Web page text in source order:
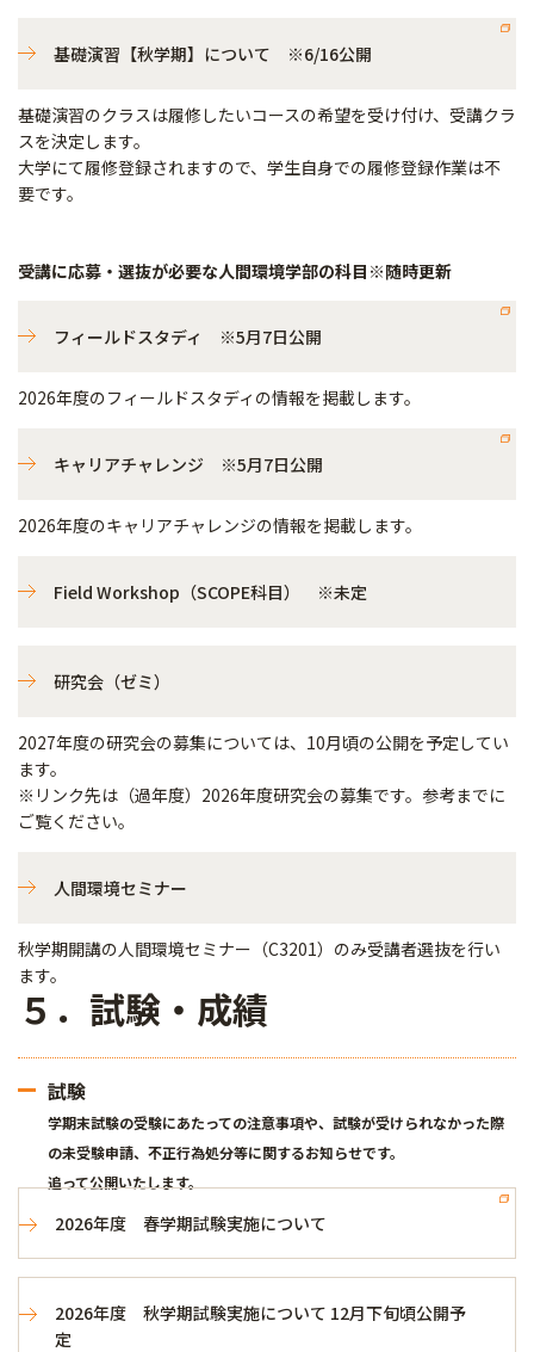
基礎演習【秋学期】について ※6/16公開
基礎演習のクラスは履修したいコースの希望を受け付け、受講クラ
スを決定します。
大学にて履修登録されますので、学生自身での履修登録作業は不
要です。
受講に応募・選抜が必要な人間環境学部の科目※随時更新
フィールドスタディ ※5月7日公開
2026年度のフィールドスタディの情報を掲載します。
キャリアチャレンジ ※5月7日公開
2026年度のキャリアチャレンジの情報を掲載します。
Field Workshop（SCOPE科目） ※未定
研究会（ゼミ）
2027年度の研究会の募集については、10月頃の公開を予定してい
ます。
※リンク先は（過年度）2026年度研究会の募集です。参考までに
ご覧ください。
人間環境セミナー
秋学期開講の人間環境セミナー（C3201）のみ受講者選抜を行い
ます。
５．試験・成績
試験
学期末試験の受験にあたっての注意事項や、試験が受けられなかった際
の未受験申請、不正行為処分等に関するお知らせです。
追って公開いたします。
2026年度 春学期試験実施について
2026年度 秋学期試験実施について 12月下旬頃公開予
定